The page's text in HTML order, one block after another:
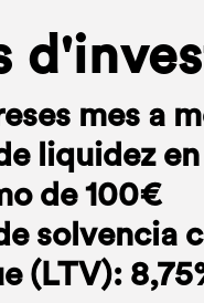
mes a
liquidez
de 100€
solvencia
(LTV):